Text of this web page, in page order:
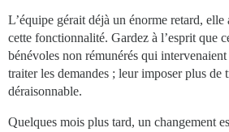
L’équipe gérait déjà un énorme retard,
cette fonctionnalité. Gardez à l’esprit que
bénévoles non rémunérés qui
traiter les demandes ; leur imposer plus de
déraisonnable.
Quelques mois plus tard, un changement